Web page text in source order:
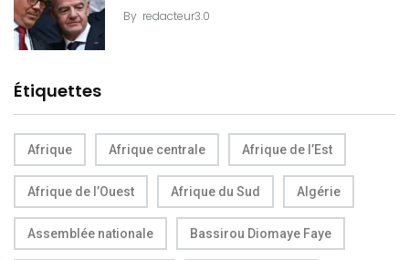
By redacteur3.0
Étiquettes
Afrique Afrique centrale Afrique de l’Est
Afrique de l’Ouest Afrique du Sud Algérie
Assemblée nationale Bassirou Diomaye Faye